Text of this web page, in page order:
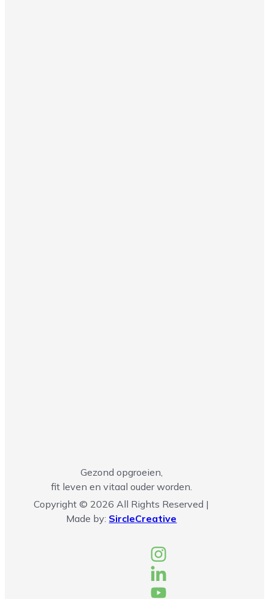
Gezond opgroeien,
fit leven en vitaal ouder worden.
Copyright © 2026 All Rights Reserved |
Made by: SircleCreative